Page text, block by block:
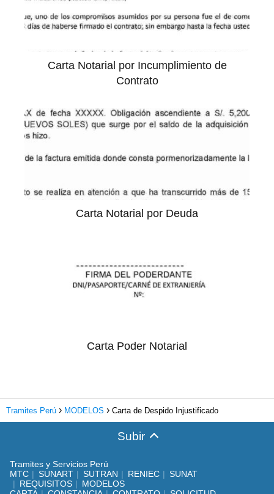
Carta Notarial por Incumplimiento de
Contrato
Carta Notarial por Deuda
Carta Poder Notarial
Tramites Perú MODELOS Carta de Despido Injustificado
Subir
Tramites y Servicios Perú
MTC
SUNART SUTRAN RENIEC
SUNAT
REQUISITOS
MODELOS